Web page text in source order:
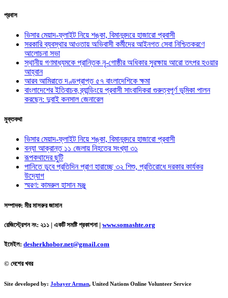
প্রবাস
ভিসার মেয়াদ-ফ্লাইট নিয়ে শঙ্কা, বিমানবন্দরে হাজারো প্রবাসী
সরকারি ব্যবস্থার আওতায় অভিবাসী কর্মীদের আইনগত সেবা নিশ্চিতকরণে
আলোচনা সভা
স্থানীয় গণমাধ্যমকে প্রান্তিক নৃ-গোষ্ঠীর অধিকার সুরক্ষায় আরো তৎপর হওয়ার
আহ্বান
আরব আমিরাতে দণ্ডপ্রাপ্ত ৫৭ বাংলাদেশিকে ক্ষমা
বাংলাদেশের ইতিবাচক ব্র্যান্ডিংয়ে প্রবাসী সাংবাদিকরা গুরুত্বপূর্ণ ভূমিকা পালন
করছেন: দুবাই কনসাল জেনারেল
মুক্তকথা
ভিসার মেয়াদ-ফ্লাইট নিয়ে শঙ্কা, বিমানবন্দরে হাজারো প্রবাসী
বন্যা আক্রান্ত ১১ জেলায় নিহতের সংখ্যা ৩১
রূপকথাদের ছুটি
পানিতে ডুবে প্রতিদিন প্রাণ হারাচ্ছে ৩২ শিশু, প্রতিরোধে দরকার কার্যকর
উদ্যোগ
স্মরণ: কামরুল হাসান মঞ্জু
সম্পাদক: মীর মাসরুর জামান
রেজিস্ট্রেশন নং: ২১১ | একটি সমষ্টি প্রকাশনা | www.somashte.org
ইমেইল: desherkhobor.net@gmail.com
© দেশের খবর
Site developed by: Jobayer Arman, United Nations Online Volunteer Service